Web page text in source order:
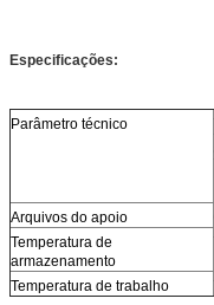
Especificações:
Parâmetro técnico
Arquivos do apoio
Temperatura de
armazenamento
Temperatura de trabalho